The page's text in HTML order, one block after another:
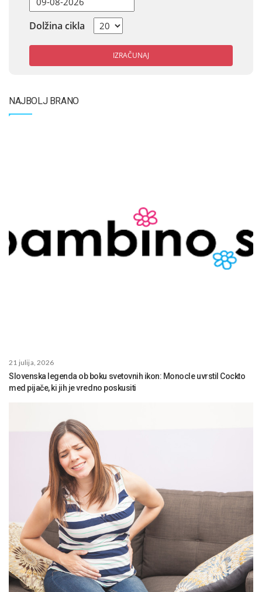
Dolžina cikla
IZRAČUNAJ
NAJBOLJ BRANO
21 julija, 2026
Slovenska legenda ob boku svetovnih ikon: Monocle uvrstil Cockto
med pijače, ki jih je vredno poskusiti